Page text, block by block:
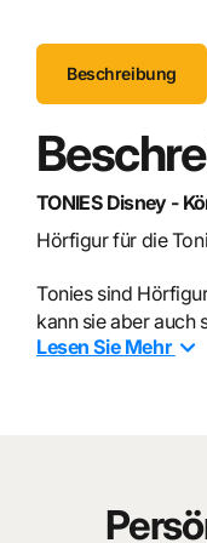
Beschreibung
TONIES Disney -
Hörfigur für die
Tonies sind
kann sie aber auch
Toniebox.
Lesen Sie Mehr